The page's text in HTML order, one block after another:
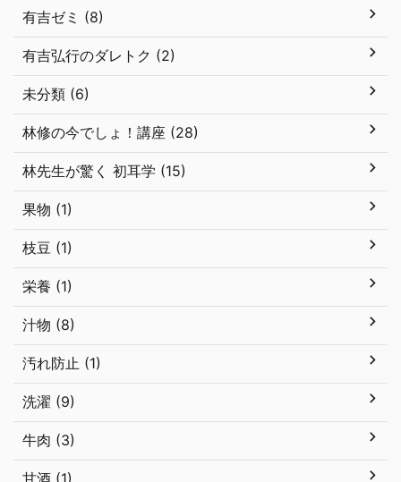
有吉ゼミ (8)
有吉弘行のダレトク (2)
未分類 (6)
林修の今でしょ！講座 (28)
林先生が驚く 初耳学 (15)
果物 (1)
枝豆 (1)
栄養 (1)
汁物 (8)
汚れ防止 (1)
洗濯 (9)
牛肉 (3)
甘酒 (1)